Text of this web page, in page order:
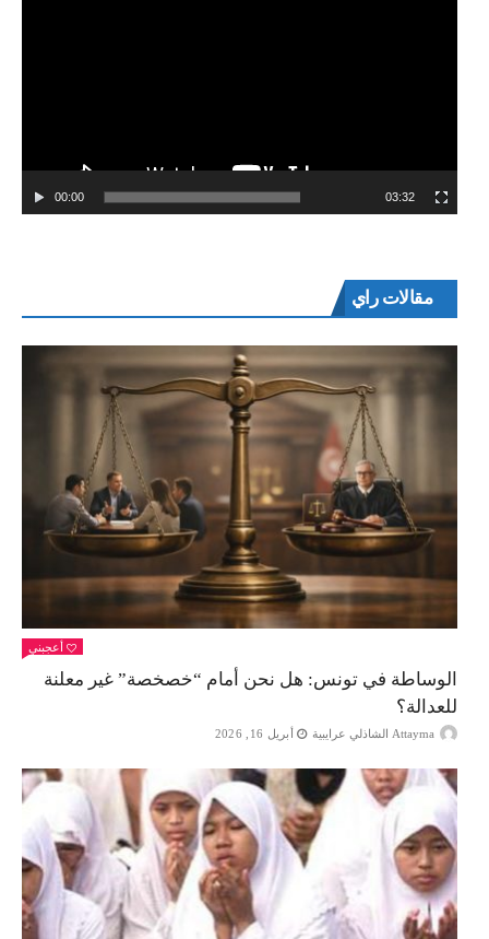
00:00 03:32
مقالات راي
أعجبني
الوساطة في تونس: هل نحن أمام “خصخصة” غير معلنة
للعدالة؟
Attayma الشاذلي عرايبية أبريل 16, 2026